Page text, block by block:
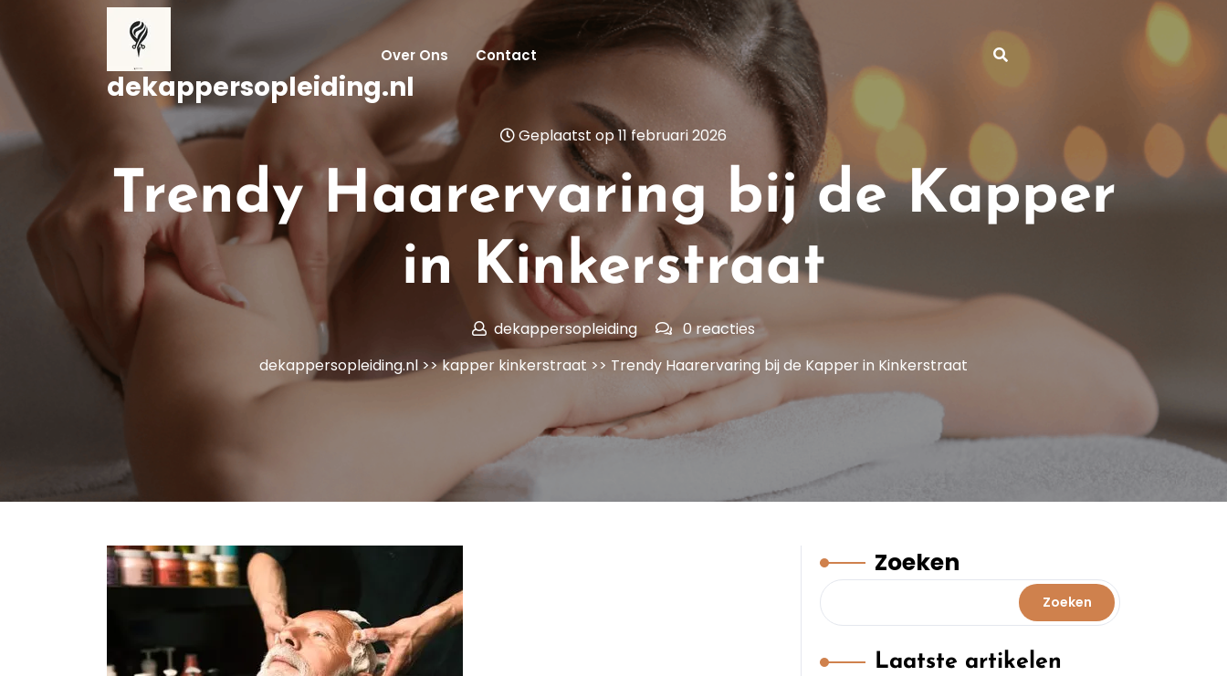
inhoud
gaan
dekappersopleiding.nl
Over Ons Contact
Geplaatst op 11 februari 2026
Trendy Haarervaring bij de Kapper
in Kinkerstraat
dekappersopleiding
0 reacties
dekappersopleiding.nl>>kapper kinkerstraat >> Trendy Haarervaring bij de Kapper in Kinkerstraat
Zoeken
Zoeken
Laatste artikelen